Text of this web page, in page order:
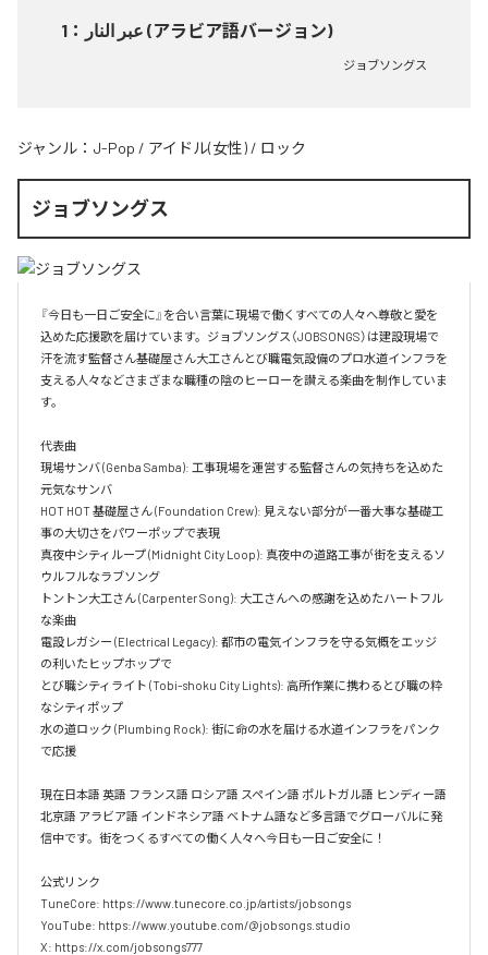
1 ： عبر النار (アラビア語バージョン)
ジョブソングス
ジャンル： J-Pop / アイドル(女性) / ロック
ジョブソングス
『今日も一日ご安全に』を合い言葉に現場で働くすべての人々へ尊敬と愛を
込めた応援歌を届けています。ジョブソングス（JOBSONGS）は建設現場で
汗を流す監督さん基礎屋さん大工さんとび職電気設備のプロ水道インフラを
支える人々などさまざまな職種の陰のヒーローを讃える楽曲を制作していま
す。
代表曲
現場サンバ (Genba Samba): 工事現場を運営する監督さんの気持ちを込めた
元気なサンバ
HOT HOT 基礎屋さん (Foundation Crew): 見えない部分が一番大事な基礎工
事の大切さをパワーポップで表現
真夜中シティループ (Midnight City Loop): 真夜中の道路工事が街を支えるソ
ウルフルなラブソング
トントン大工さん (Carpenter Song): 大工さんへの感謝を込めたハートフル
な楽曲
電設レガシー (Electrical Legacy): 都市の電気インフラを守る気概をエッジ
の利いたヒップホップで
とび職シティライト (Tobi-shoku City Lights): 高所作業に携わるとび職の粋
なシティポップ
水の道ロック (Plumbing Rock): 街に命の水を届ける水道インフラをパンク
で応援
現在日本語 英語 フランス語 ロシア語 スペイン語 ポルトガル語 ヒンディー語
北京語 アラビア語 インドネシア語 ベトナム語など多言語でグローバルに発
信中です。街をつくるすべての働く人々へ今日も一日ご安全に！
公式リンク
TuneCore: https://www.tunecore.co.jp/artists/jobsongs
YouTube: https://www.youtube.com/@jobsongs.studio
X: https://x.com/jobsongs777